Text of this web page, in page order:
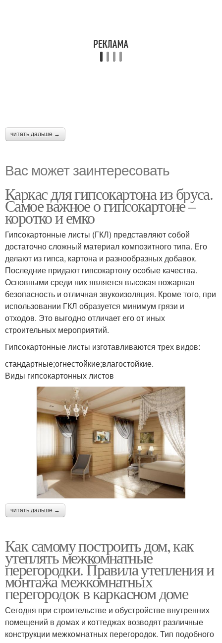
читать дальше →
Вас может заинтересовать
Каркас для гипсокартона из бруса.
Самое важное о гипсокартоне –
коротко и емко
Гипсокартонные листы (ГКЛ) представляют собой
достаточно сложный материал композитного типа. Его
делают из гипса, картона и разнообразных добавок.
Последние придают гипсокартону особые качества.
Основными среди них является высокая пожарная
безопасность и отличная звукоизоляция. Кроме того, при
использовании ГКЛ образуется минимум грязи и
отходов. Это выгодно отличает его от иных
строительных мероприятий.
Гипсокартонные листы изготавливаются трех видов:
стандартные;огнестойкие;влагостойкие.
Виды гипсокартонных листов
читать дальше →
Как самому построить дом, как
утеплять межкомнатные
перегородки. Правила утепления и
монтажа межкомнатных
перегородок в каркасном доме
Сегодня при строительстве и обустройстве внутренних
помещений в домах и коттеджах возводят различные
конструкции межкомнатных перегородок. Тип подобного